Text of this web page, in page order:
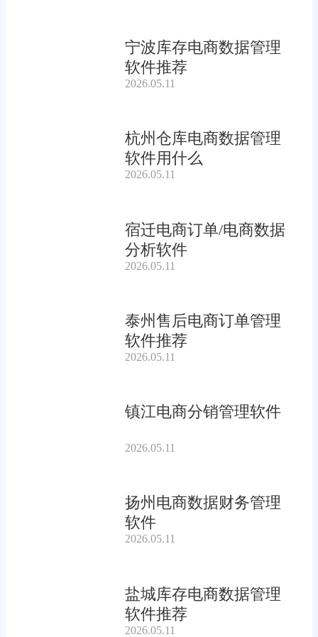
宁波库存电商数据管理
软件推荐
2026.05.11
杭州仓库电商数据管理
软件用什么
2026.05.11
宿迁电商订单/电商数据
分析软件
2026.05.11
泰州售后电商订单管理
软件推荐
2026.05.11
镇江电商分销管理软件
2026.05.11
扬州电商数据财务管理
软件
2026.05.11
盐城库存电商数据管理
软件推荐
2026.05.11